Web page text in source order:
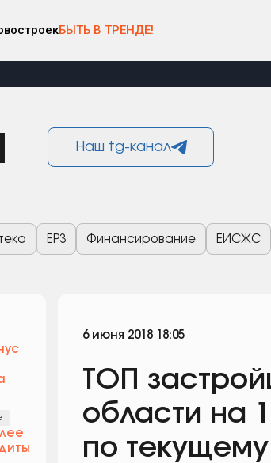
БЫТЬ В ТРЕНДЕ!
Наш tg-канал
ЕРЗ Финансирование ЕИСЖС
6 июня 2018 18:05
ТОП
области на
по текущему